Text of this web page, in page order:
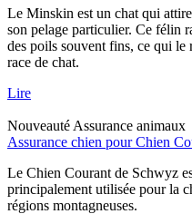
Le Minskin est un chat qui
son pelage particulier. Ce félin
des poils souvent fins, ce qui
race de chat.
Lire
Nouveauté Assurance animaux
Assurance chien pour Chien
Le Chien Courant de Schwyz
principalement utilisée pour la
régions montagneuses.